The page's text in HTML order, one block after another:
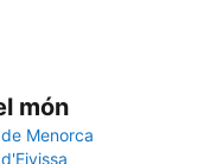
món
Menorca